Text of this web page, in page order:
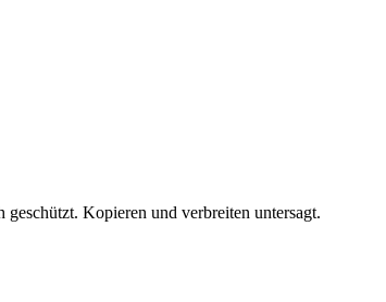
Kopieren und verbreiten untersagt.